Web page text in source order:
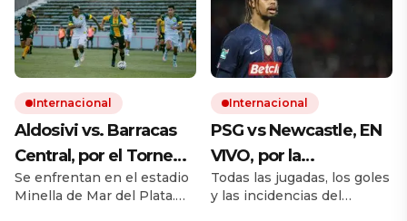
Internacional
Aldosivi vs. Barracas
Central, por el Torneo
Apertura, EN VIVO:
seguí el minuto a
Se enfrentan en el estadio
Minella de Mar del Plata.
Internacional
PSG vs Newcastle, EN
VIVO, por la
Champions League
2025/2026: seguí el
Todas las jugadas, los goles
y las incidencias del